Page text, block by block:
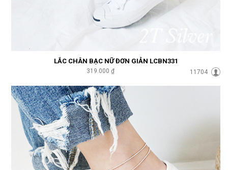
LẮC CHÂN BẠC NỮ ĐƠN GIẢN LCBN331
319.000 ₫ 11704